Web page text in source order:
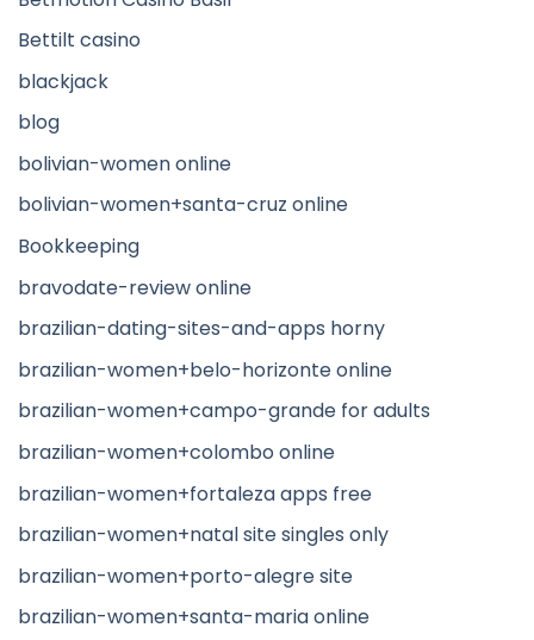
Bettilt casino
blackjack
blog
bolivian-women online
bolivian-women+santa-cruz online
Bookkeeping
bravodate-review online
brazilian-dating-sites-and-apps horny
brazilian-women+belo-horizonte online
brazilian-women+campo-grande for adults
brazilian-women+colombo online
brazilian-women+fortaleza apps free
brazilian-women+natal site singles only
brazilian-women+porto-alegre site
brazilian-women+santa-maria online